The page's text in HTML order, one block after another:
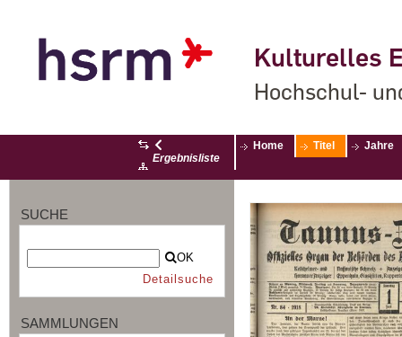
Kulturelles
Hochschul-
Ergebnisliste
Home Titel Jahre
SUCHE
OK
Detailsuche
SAMMLUNGEN